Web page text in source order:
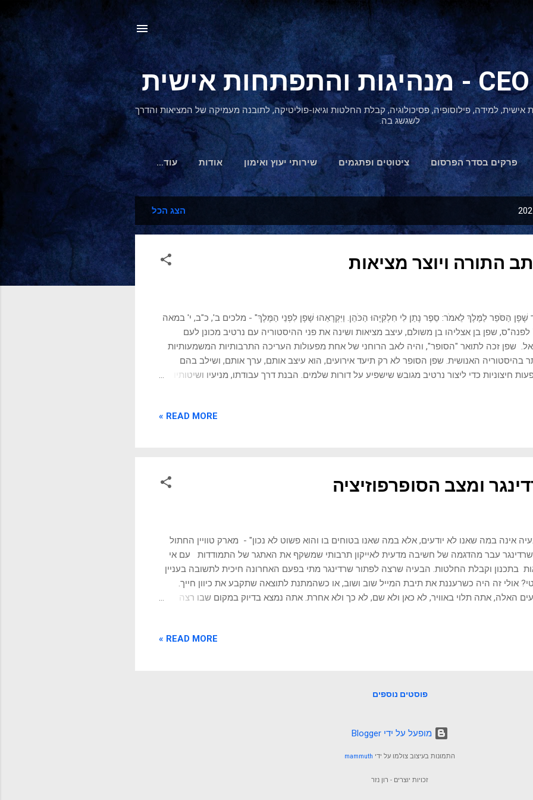
דילוג לתוכן הראשי
אישית, למידה, פילוסופיה, פסיכולוגיה, קבלת החלטות וגיאו-פוליטיקה, לתובנה מעמיקה של המציאות והדרך
לשגשג בה.
פרקים בסדר הפרסום ציטוטים ופתגמים שירותי יעוץ ואימון אודות ‏עוד…
הצהרת נגישות
הצג הכל
התורה ויוצר מציאות
שָׁפָן הַסֹּפֵר לַמֶּלֶךְ לֵאמֹר: סֵפֶר נָתַן לִי חִלְקִיָּהוּ הַכֹּהֵן. וַיִּקְרָאֵהוּ שָׁפָן לִפְנֵי הַמֶּלֶךְ" - מלכים ב', כ"ב, י' במאה
ה-7 לפנה"ס, שפן בן אצליהו בן משולם, עיצב מציאות ושינה את פני ההיסטוריה עם נרטיב מכונן לעם
שפן זכה לתואר "הסופר", והיה לאב הרוחני של אחת מפעולות העריכה התרבותיות המשמעותיות
בהיסטוריה האנושית. שפן הסופר לא רק תיעד אירועים, הוא עיצב אותם, ערך אותם, ושילב בהם
חיצוניות כדי ליצור נרטיב מגובש שישפיע על דורות שלמים. הבנת דרך עבודתו, מניעיו ושיטותיו
להכרזת העצמאות איש הצללים שכתב ירושלים, מאה שביעית לפנה"ס. ממלכת יהודה מתעוררת
READ MORE »
ומצב הסופרפוזיציה
אינה במה שאנו לא יודעים, אלא במה שאנו בטוחים בו והוא פשוט לא נכון" - מארק טוויין החתול
עבר מהדגמה של חשיבה מדעית לאייקון תרבותי שמשקף את האתגר של התמודדות עם אי
בתכנון וקבלת החלטות. הבעיה שרצה לפתור שרדינגר מתי בפעם האחרונה חיכית לתשובה בעניין
אולי זה היה כשרעננת את תיבת המייל שוב ושוב, או כשהמתנת לתוצאה שתקבע את כיוון חייך.
האלה, אתה תלוי באוויר, לא כאן ולא שם, לא כך ולא אחרת. אתה נמצא בדיוק במקום שבו רצה
המחשבתי שלו נולד מביקורת חריפה על פרשנות קופנהגן של תורת הקוונטים, שטענה שחלקיקים
READ MORE »
פוסטים נוספים
‏מופעל על ידי Blogger
התמונות בעיצוב צולמו על ידי mammuth
זכויות יוצרים - רון נזר